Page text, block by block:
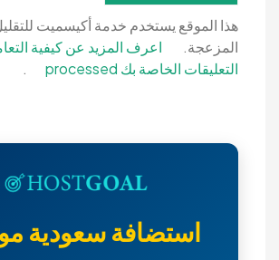
هذا الموقع يستخدم خدمة أكيسميت
المزعجة.
اعرف المزيد عن كيفية
التعليقات الخاصة بك processed
.
استضافة سعودية